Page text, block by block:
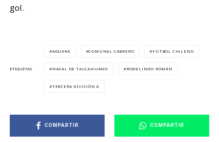
gol.
ETIQUETAS
AGUARÁ COMUNAL CABRERO FÚTBOL CHILENO
NAVAL DE TALCAHUANO RODELINDO ROMÁN
TERCERA DIVISIÓN A
COMPARTIR COMPARTIR